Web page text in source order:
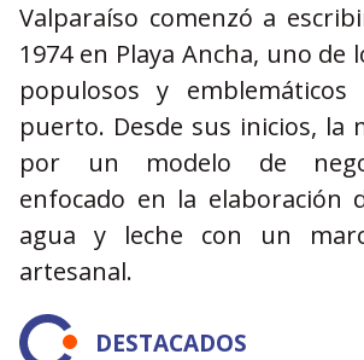
Valparaíso comenzó a
1974 en Playa Ancha, uno de
populosos y
puerto. Desde sus inicios, la
por un modelo de
enfocado en la elaboración
agua y leche con un
artesanal.
DESTACADOS